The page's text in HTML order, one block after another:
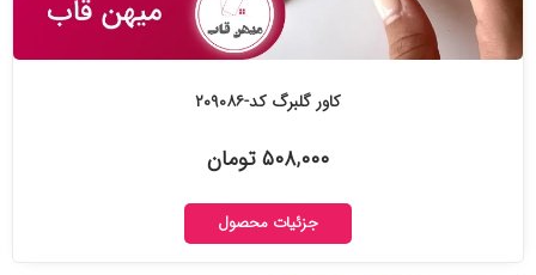
کاور گلبرگ کد-۲۰۹۰۸۶
۵۰۸,۰۰۰ تومان
جزئیات محصول